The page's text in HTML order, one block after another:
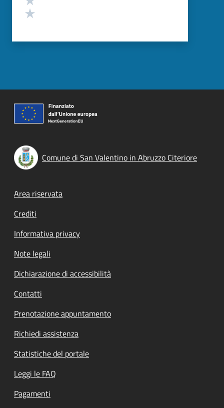
Comune di San Valentino in Abruzzo Citeriore
Footer menu
Area riservata
Crediti
Informativa privacy
Note legali
Dichiarazione di accessibilità
Contatti
Prenotazione appuntamento
Richiedi assistenza
Statistiche del portale
Leggi le FAQ
Pagamenti